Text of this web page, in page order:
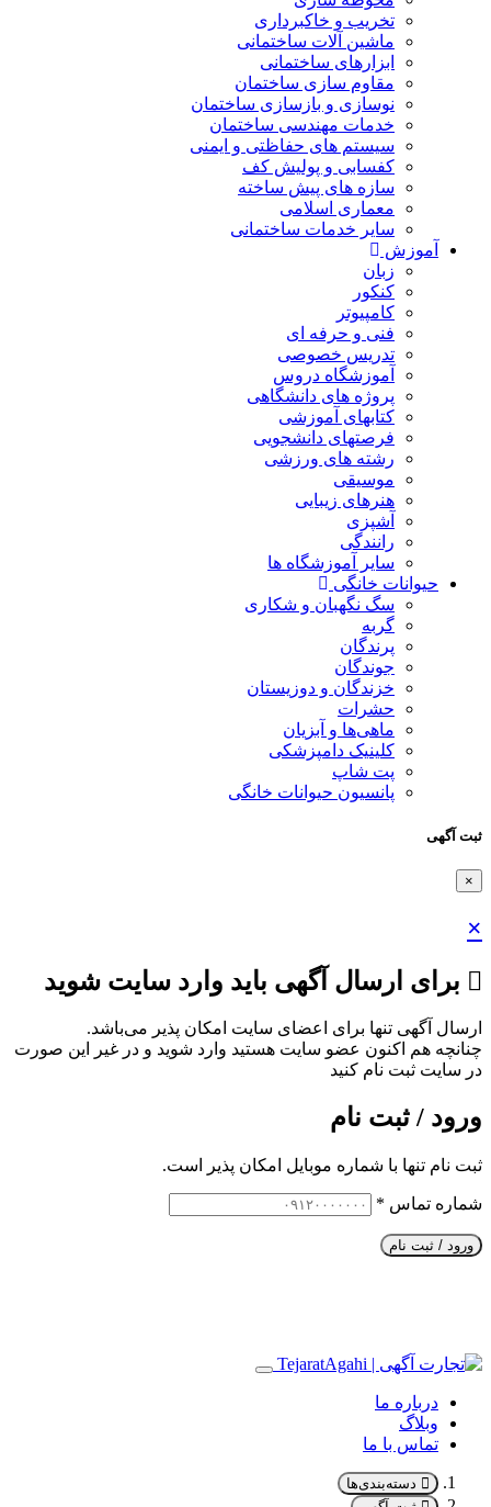
تخریب و خاکبرداری
ماشین آلات ساختمانی
ابزارهای ساختمانی
مقاوم سازی ساختمان
نوسازی و بازسازی ساختمان
خدمات مهندسی ساختمان
سیستم های حفاظتی و ایمنی
کفسابی و پولیش کف
سازه های پیش ساخته
معماری اسلامی
سایر خدمات ساختمانی
آموزش
زبان
کنکور
کامپیوتر
فنی و حرفه ای
تدریس خصوصی
آموزشگاه دروس
پروژه های دانشگاهی
کتابهای آموزشی
فرصتهای دانشجویی
رشته های ورزشی
موسیقی
هنرهای زیبایی
آشپزی
رانندگی
سایر آموزشگاه ها
حیوانات خانگی
سگ نگهبان و شکاری
گربه
پرندگان
جوندگان
خزندگان و دوزیستان
حشرات
ماهی‌ها و آبزیان
کلینیک دامپزشکی
پت شاپ
پانسیون حیوانات خانگی
ثبت آگهی
×
×
برای ارسال آگهی باید وارد سایت شوید
ارسال آگهی تنها برای اعضای سایت امکان پذیر می‌باشد.
چنانچه هم‌ اکنون عضو سایت هستید وارد شوید و در غیر این صورت
در سایت ثبت نام کنید
ورود / ثبت نام
ثبت نام تنها با شماره موبایل امکان پذیر است.
شماره تماس *
ورود / ثبت نام
درباره ما
وبلاگ
تماس با ما
دسته‌بندی‌ها